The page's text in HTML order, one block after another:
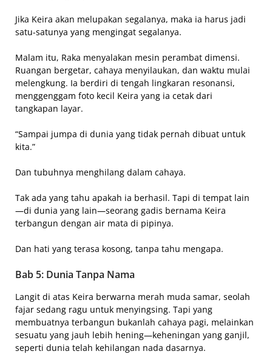
Jika Keira akan melupakan segalanya, maka ia harus jadi
satu-satunya yang mengingat segalanya.
Malam itu, Raka menyalakan mesin perambat dimensi.
Ruangan bergetar, cahaya menyilaukan, dan waktu mulai
melengkung. Ia berdiri di tengah lingkaran resonansi,
menggenggam foto kecil Keira yang ia cetak dari
tangkapan layar.
“Sampai jumpa di dunia yang tidak pernah dibuat untuk
kita.”
Dan tubuhnya menghilang dalam cahaya.
Tak ada yang tahu apakah ia berhasil. Tapi di tempat lain
—di dunia yang lain—seorang gadis bernama Keira
terbangun dengan air mata di pipinya.
Dan hati yang terasa kosong, tanpa tahu mengapa.
Bab 5: Dunia Tanpa Nama
Langit di atas Keira berwarna merah muda samar, seolah
fajar sedang ragu untuk menyingsing. Tapi yang
membuatnya terbangun bukanlah cahaya pagi, melainkan
sesuatu yang jauh lebih hening—keheningan yang ganjil,
seperti dunia telah kehilangan nada dasarnya.